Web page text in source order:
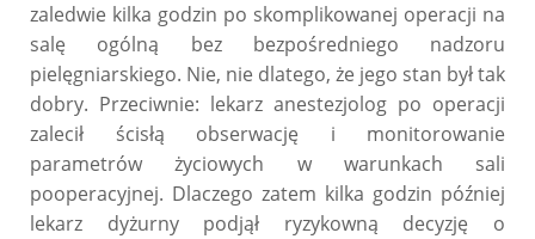
zaledwie kilka godzin po skomplikowanej operacji na
salę ogólną bez bezpośredniego nadzoru
pielęgniarskiego. Nie, nie dlatego, że jego stan był tak
dobry. Przeciwnie: lekarz anestezjolog po operacji
zalecił ścisłą obserwację i monitorowanie
parametrów życiowych w warunkach sali
pooperacyjnej. Dlaczego zatem kilka godzin później
lekarz dyżurny podjął ryzykowną decyzję o